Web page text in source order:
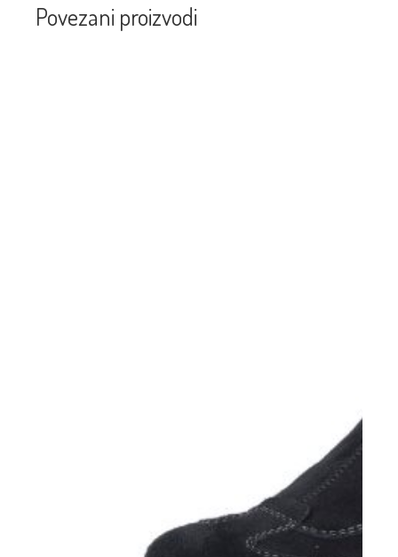
Povezani proizvodi